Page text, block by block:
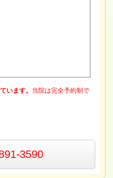
います。 当院は完全予約制で
3590